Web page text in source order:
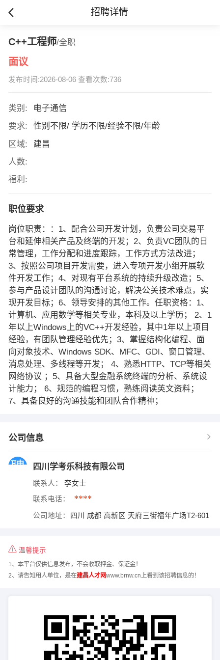
招聘详情
C++工程师/全职
面议
发布时间:2026-08-06 查看次数:736
类别:
电子通信
要求:
性别不限/ 学历不限/经验不限/年龄
区域:
建昌
人数:
福利:
职位要求
岗位职责：：1、配合公司开发计划，负责公司交易平
台和延伸相关产品及终端的开发；2、负责VC团队的日
常管理，工作分配和进度跟踪，工作方式方法改进；
3、按照公司项目开发需要，进入专项开发小组开展软
件开发工作；4、对现有平台系统的持续升级改造；5、
参与产品设计团队的沟通讨论，解决公关技术难点，实
现开发目标；6、领导安排的其他工作。任职资格：1、
计算机、应用数学等相关专业，本科及以上学历； 2、1
年以上Windows上的VC++开发经验，其中1年以上项目
经验，有团队管理经验优先；3、掌握结构化编程、面
向对象技术、Windows SDK、MFC、GDI、窗口管理、
消息处理、多线程等开发； 4、熟悉HTTP、TCP等相关
网络协议 ；5、具备大型金融系统终端的分析、系统设
计能力； 6、规范的编程习惯，熟练阅读英文资料；
7、具备良好的沟通技能和团队合作精神；
公司信息
四川学考乐科技有限公司
联系人： 李女士
联系电话： ****
公司地址： 四川 成都 高新区 天府三街福年广场T2-601
温馨提示
1、本平台仅供信息发布，不会收取押金、保证金！
2、请告知用人单位，是在建昌人才网www.brnw.cn上看到该招聘信息的！